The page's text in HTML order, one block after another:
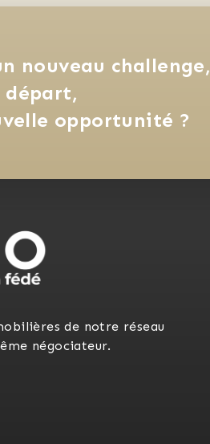
nouveau challenge,
départ,
opportunité ?
de notre réseau
négociateur.